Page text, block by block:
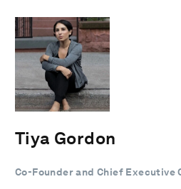
Tiya Gordon
Co-Founder and Chief